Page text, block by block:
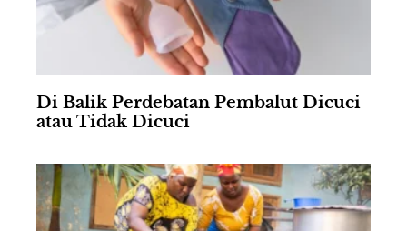
Di Balik Perdebatan Pembalut Dicuci
atau Tidak Dicuci